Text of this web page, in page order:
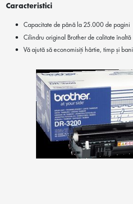
Caracteristici
Capacitate de până la 25.000 de pagini
Cilindru original Brother de calitate înaltă
Vă ajută să economisiți hârtie, timp și bani